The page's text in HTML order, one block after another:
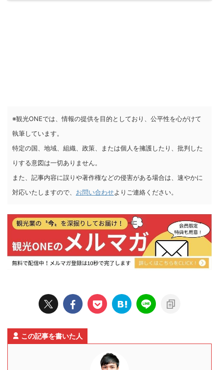
※観光ONEでは、情報の提供を目的としており、公平性を心がけて
執筆しています。
特定の国、地域、組織、政策、または個人を擁護したり、批判した
りする意図は一切ありません。
また、記事内容に誤りや著作権などの侵害がある場合は、速やかに
対応いたしますので、 お問い合わせよりご連絡ください。
この記事を書いた人